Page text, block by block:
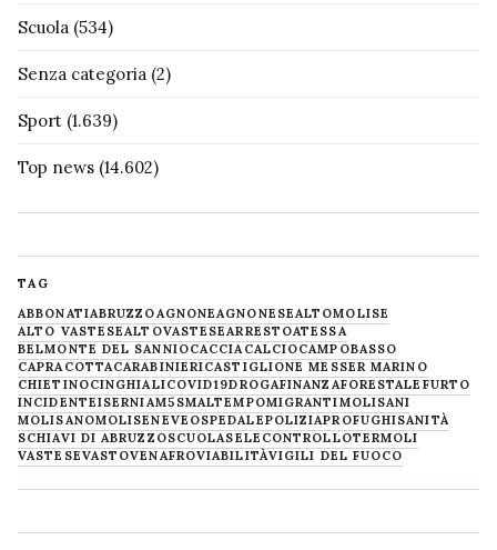
Scuola (534)
Senza categoria (2)
Sport (1.639)
Top news (14.602)
TAG
ABBONATIABRUZZOAGNONEAGNONESEALTOMOLISE
ALTO VASTESEALTOVASTESEARRESTOATESSA
BELMONTE DEL SANNIOCACCIACALCIOCAMPOBASSO
CAPRACOTTACARABINIERICASTIGLIONE MESSER MARINO
CHIETINOCINGHIALICOVID19DROGAFINANZAFORESTALE FURTO
INCIDENTEISERNIAM5SMALTEMPOMIGRANTIMOLISANI
MOLISANOMOLISENEVE OSPEDALEPOLIZIAPROFUGHISANITÀ
SCHIAVI DI ABRUZZOSCUOLASELECONTROLLOTERMOLI
VASTESEVASTOVENAFROVIABILITÀVIGILI DEL FUOCO